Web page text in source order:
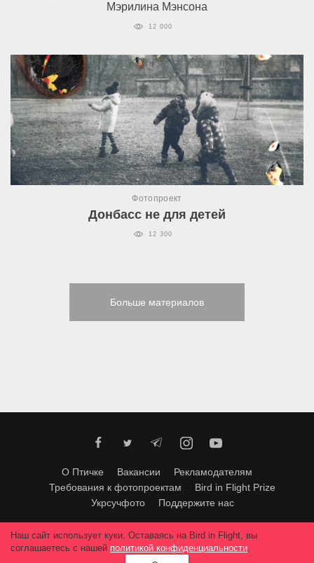
Мэрилина Мэнсона
12 000
Фотопроект
Донбасс не для детей
12 300
Больше материалов
О Птичке Вакансии
Рекламодателям
Требования к фотопроектам
Bird in Flight Prize
Укрсучфото
Поддержите нас
Любое использование материалов допускается только с согласия
редакции.© 2026, Bird In Flight.
Все права защищены.
Наш сайт использует куки. Оставаясь на Bird in Flight, вы
соглашаетесь с нашей политикой конфиденциальности.